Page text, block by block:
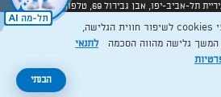
כל הזכויות שמורות לעיריית תל-אביב-יפו, אבן גבירול 69, טלפון:
בהוראות הדין הרלוונטיות כפי שתהיינה
בתוקף מעת לעת
Created by: Layer.
אנו משתמשים בקבצי cookies לשיפור חווית הגלישה,
המשך גלישה מהווה הסכמהלתנאי
הבנתי